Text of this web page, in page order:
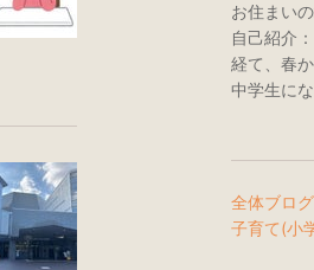
お住まい
自己紹介：
経て、春
中学生に
全体ブロ
子育て(小